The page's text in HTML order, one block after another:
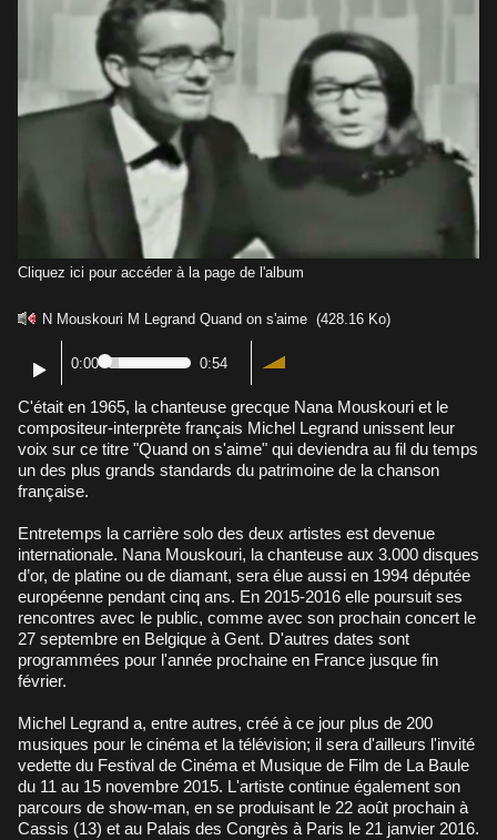
Cliquez ici pour accéder à la page de l'album
N Mouskouri M Legrand Quand on s'aime (428.16 Ko)
0:00 0:54
C'était en 1965, la chanteuse grecque Nana Mouskouri et le
compositeur-interprète français Michel Legrand unissent leur
voix sur ce titre "Quand on s'aime" qui deviendra au fil du temps
un des plus grands standards du patrimoine de la chanson
française.
Entretemps la carrière solo des deux artistes est devenue
internationale. Nana Mouskouri, la chanteuse aux 3.000 disques
d’or, de platine ou de diamant, sera élue aussi en 1994 députée
européenne pendant cinq ans. En 2015-2016 elle poursuit ses
rencontres avec le public, comme avec son prochain concert le
27 septembre en Belgique à Gent. D'autres dates sont
programmées pour l'année prochaine en France jusque fin
février.
Michel Legrand a, entre autres, créé à ce jour plus de 200
musiques pour le cinéma et la télévision; il sera d'ailleurs l'invité
vedette du Festival de Cinéma et Musique de Film de La Baule
du 11 au 15 novembre 2015. L'artiste continue également son
parcours de show-man, en se produisant le 22 août prochain à
Cassis (13) et au Palais des Congrès à Paris le 21 janvier 2016.